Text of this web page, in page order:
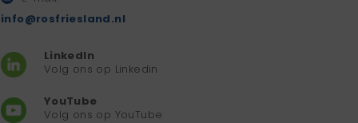
info@rosfriesland.nl
LinkedIn
Volg ons op Linkedin
YouTube
Volg ons op YouTube